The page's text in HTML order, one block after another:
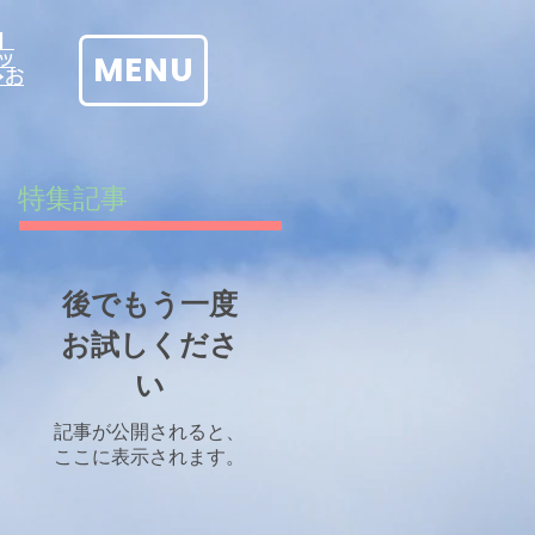
お
MENU
特集記事
後でもう一度
お試しくださ
い
記事が公開されると、
ここに表示されます。